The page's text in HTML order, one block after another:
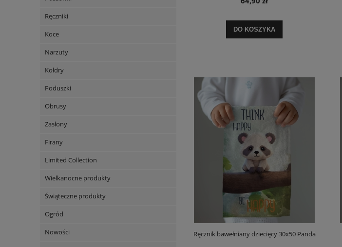
Ręczniki
Koce
Narzuty
Kołdry
Poduszki
Obrusy
Zasłony
Firany
Limited Collection
Wielkanocne produkty
Świąteczne produkty
Ogród
Nowości
DO KOSZYKA
Ręcznik bawełniany dziecięcy 30x50 Panda